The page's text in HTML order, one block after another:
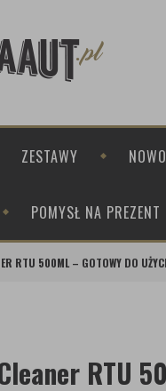
ZESTAWY
POMYSŁ NA PREZENT
RTU 500ML – GOTOWY DO
RTU